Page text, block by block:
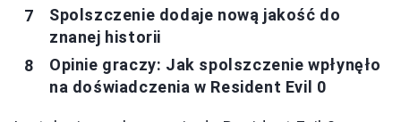
Spolszczenie dodaje nową jakość do
znanej historii
Opinie graczy: Jak spolszczenie wpłynęło
na doświadczenia w Resident Evil 0